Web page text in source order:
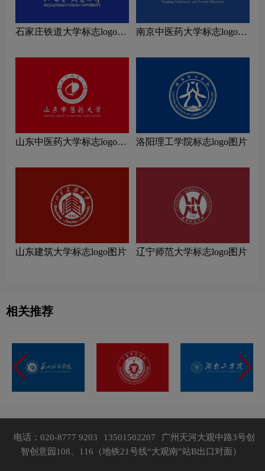
石家庄铁道大学标志logo图
南京中医药大学标志logo图
山东中医药大学标志logo图
洛阳理工学院标志logo图片
山东建筑大学标志logo图片 辽宁师范大学标志logo图片
相关推荐
电话：020-8777 9203 13501502207
广州天河大观中路3号创
智创意园108、116（地铁21号线“大观南”站B出口对面）